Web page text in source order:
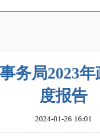
务局2023
度报告
2024-01-26 16:01